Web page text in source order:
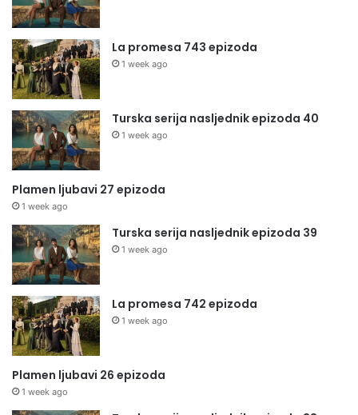
La promesa 743 epizoda
1 week ago
Turska serija nasljednik epizoda 40
1 week ago
Plamen ljubavi 27 epizoda
1 week ago
Turska serija nasljednik epizoda 39
1 week ago
La promesa 742 epizoda
1 week ago
Plamen ljubavi 26 epizoda
1 week ago